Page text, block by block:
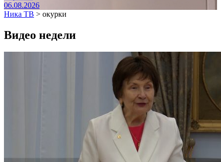
06.08.2026
Ника ТВ > окурки
Видео недели